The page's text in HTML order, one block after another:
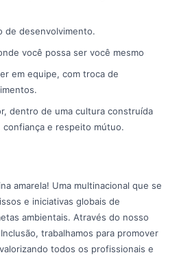
de desenvolvimento.
você possa ser você mesmo
em equipe, com troca de
dentro de uma cultura construída
confiança e respeito mútuo.
amarela! Uma multinacional que se
e iniciativas globais de
ambientais. Através do nosso
trabalhamos para promover
todos os profissionais e